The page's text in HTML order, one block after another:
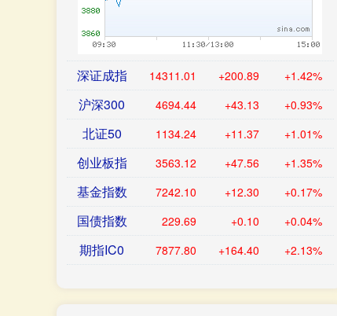
深证成指 14311.01 +200.89 +1.42%
沪深300 4694.44 +43.13 +0.93%
北证50 1134.24 +11.37 +1.01%
创业板指 3563.12 +47.56 +1.35%
基金指数 7242.10 +12.30 +0.17%
国债指数 229.69 +0.10 +0.04%
期指IC0 7877.80 +164.40 +2.13%